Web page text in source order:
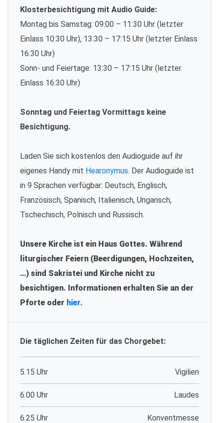
Klosterbesichtigung mit Audio Guide:
Montag bis Samstag: 09:00 – 11:30 Uhr (letzter
Einlass 10:30 Uhr), 13:30 – 17:15 Uhr (letzter Einlass
16:30 Uhr)
Sonn- und Feiertage: 13:30 – 17:15 Uhr (letzter
Einlass 16:30 Uhr)
Sonntag und Feiertag Vormittags keine
Besichtigung.
Laden Sie sich kostenlos den Audioguide auf ihr
eigenes Handy mit Hearonymus. Der Audioguide ist
in 9 Sprachen verfügbar: Deutsch, Englisch,
Französisch, Spanisch, Italienisch, Ungarisch,
Tschechisch, Polnisch und Russisch.
Unsere Kirche ist ein Haus Gottes. Während
liturgischer Feiern (Beerdigungen, Hochzeiten,
…) sind Sakristei und Kirche nicht zu
besichtigen. Informationen erhalten Sie an der
Pforte oder hier.
Die täglichen Zeiten für das Chorgebet:
5.15 Uhr Vigilien
6.00 Uhr Laudes
6.25 Uhr Konventmesse